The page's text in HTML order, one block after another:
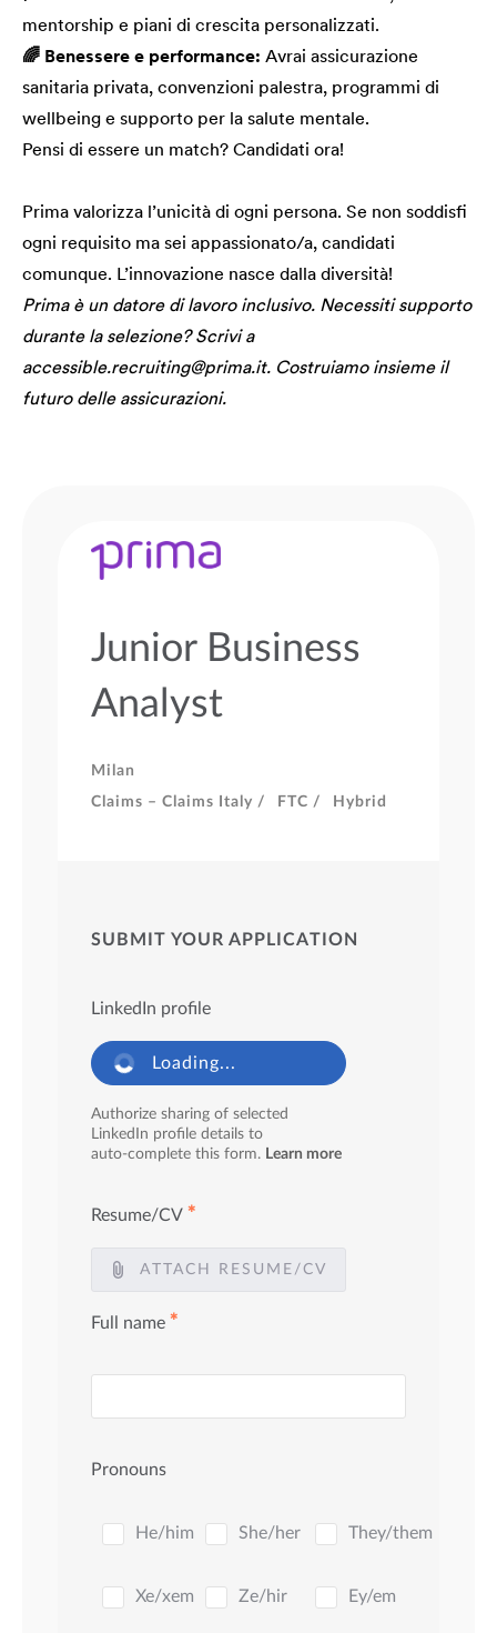
mentorship e piani di crescita personalizzati.
🌈 Benessere e performance: Avrai assicurazione
sanitaria privata, convenzioni palestra, programmi di
wellbeing e supporto per la salute mentale.
Pensi di essere un match? Candidati ora!
Prima valorizza l’unicità di ogni persona. Se non soddisfi
ogni requisito ma sei appassionato/a, candidati
comunque. L’innovazione nasce dalla diversità!
Prima è un datore di lavoro inclusivo. Necessiti supporto
durante la selezione? Scrivi a
accessible.recruiting@prima.it. Costruiamo insieme il
futuro delle assicurazioni.